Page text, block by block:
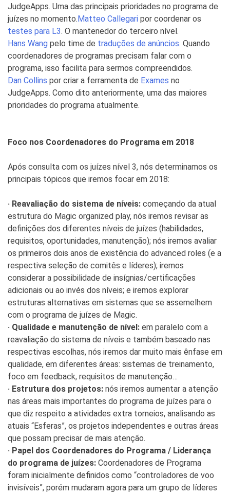
JudgeApps. Uma das principais prioridades no programa de
juízes no momento. Matteo Callegari por coordenar os
testes para L3. O mantenedor do terceiro nível.
Hans Wang pelo time de traduções de anúncios. Quando
coordenadores de programas precisam falar com o
programa, isso facilita para sermos compreendidos.
Dan Collins por criar a ferramenta de Exames no
JudgeApps. Como dito anteriormente, uma das maiores
prioridades do programa atualmente.
Foco nos Coordenadores do Programa em 2018
Após consulta com os juízes nível 3, nós determinamos os
principais tópicos que iremos focar em 2018:
· Reavaliação do sistema de níveis: começando da atual
estrutura do Magic organized play, nós iremos revisar as
definições dos diferentes níveis de juízes (habilidades,
requisitos, oportunidades, manutenção); nós iremos avaliar
os primeiros dois anos de existência do advanced roles (e a
respectiva seleção de comitês e líderes); iremos
considerar a possibilidade de insígnias/certificações
adicionais ou ao invés dos níveis; e iremos explorar
estruturas alternativas em sistemas que se assemelhem
com o programa de juízes de Magic.
· Qualidade e manutenção de nível: em paralelo com a
reavaliação do sistema de níveis e também baseado nas
respectivas escolhas, nós iremos dar muito mais ênfase em
qualidade, em diferentes áreas: sistemas de treinamento,
foco em feedback, requisitos de manutenção…
· Estrutura dos projetos: nós iremos aumentar a atenção
nas áreas mais importantes do programa de juízes para o
que diz respeito a atividades extra torneios, analisando as
atuais “Esferas”, os projetos independentes e outras áreas
que possam precisar de mais atenção.
· Papel dos Coordenadores do Programa / Liderança
do programa de juízes: Coordenadores de Programa
foram inicialmente definidos como “controladores de voo
invisíveis”, porém mudaram agora para um grupo de líderes